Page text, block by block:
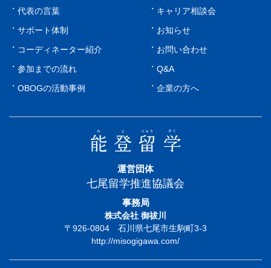
代表の言葉
サポート体制
コーディネーター紹介
参加までの流れ
OBOGの活動事例
キャリア相談会
お知らせ
お問い合わせ
Q&A
企業の方へ
運営団体
七尾留学推進協議会
事務局
株式会社 御祓川
〒926-0804 石川県七尾市生駒町3-3
http://misogigawa.com/